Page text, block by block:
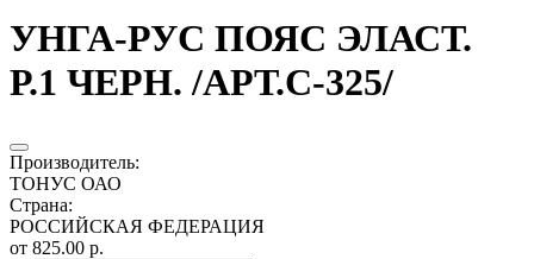
УНГА-РУС ПОЯС ЭЛАСТ.
Р.1 ЧЕРН. /АРТ.С-325/
Производитель:
ТОНУС ОАО
Страна:
РОССИЙСКАЯ ФЕДЕРАЦИЯ
от 825.00 р.